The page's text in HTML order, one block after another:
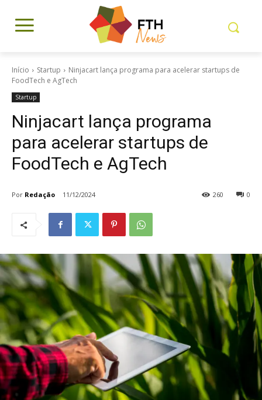
Início Startup
Ninjacart lança programa para acelerar startups de
FoodTech e AgTech
Startup
Ninjacart lança programa
para acelerar startups de
FoodTech e AgTech
Por Redação 11/12/2024 0
260